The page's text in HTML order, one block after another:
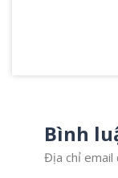
Bình
Địa chỉ email